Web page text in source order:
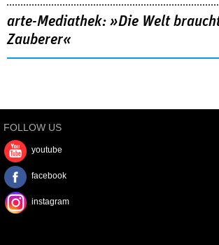
arte-Mediathek: »Die Welt
Zauberer«
FOLLOW US
youtube
facebook
instagram